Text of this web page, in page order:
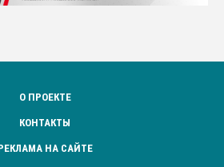
О ПРОЕКТЕ
КОНТАКТЫ
НА САЙТЕ